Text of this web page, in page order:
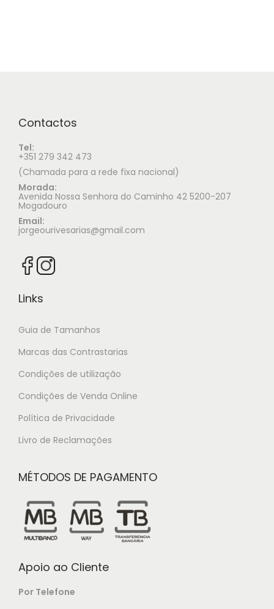
Contactos
Tel:
+351 279 342 473
(Chamada para a rede fixa nacional)
Morada:
Avenida Nossa Senhora do Caminho 42 5200-207
Mogadouro
Email:
jorgeourivesarias@gmail.com
Links
Guia de Tamanhos
Marcas das Contrastarias
Condições de utilização
Condições de Venda Online
Política de Privacidade
Livro de Reclamações
MÉTODOS DE PAGAMENTO
Apoio ao Cliente
Por Telefone